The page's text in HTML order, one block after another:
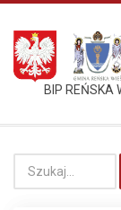
BIP REŃSKA